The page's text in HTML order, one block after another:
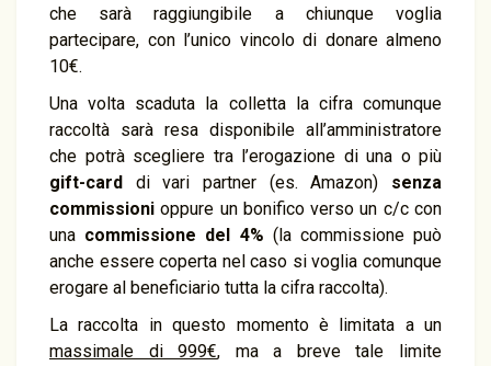
che sarà raggiungibile a chiunque voglia
partecipare, con l’unico vincolo di donare almeno
10€.
Una volta scaduta la colletta la cifra comunque
raccoltà sarà resa disponibile all’amministratore
che potrà scegliere tra l’erogazione di una o più
gift-card di vari partner (es. Amazon) senza
commissioni oppure un bonifico verso un c/c con
una commissione del 4% (la commissione può
anche essere coperta nel caso si voglia comunque
erogare al beneficiario tutta la cifra raccolta).
La raccolta in questo momento è limitata a un
massimale di 999€, ma a breve tale limite